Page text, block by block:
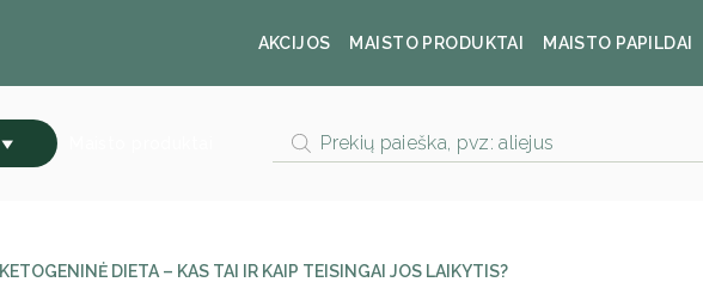
AKCIJOS MAISTO PRODUKTAI MAISTO PAPILDAI
Products
search
KETOGENINĖ DIETA – KAS TAI IR KAIP TEISINGAI JOS LAIKYTIS?